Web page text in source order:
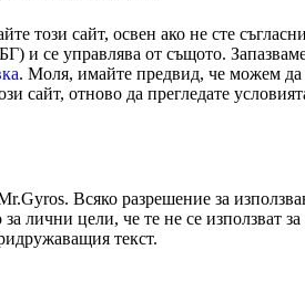
този сайт, освен ако не сте
се управлява от същото.
. Моля, имайте предвид, че можем
сайт, отново да прегледате
Всяко разрешение за
лични цели, че те не се използват
текст.